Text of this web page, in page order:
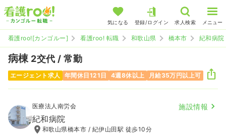
気になる 登録/ログイン 求人検索 メニュー
看護roo![カンゴルー] 看護roo! 転職 和歌山県 橋本市 紀和病院
病棟 2交代 / 常勤
エージェント求人 年間休日121日 4週8休以上 月給35万円以上可
医療法人南労会 施設情報
紀和病院
和歌山県橋本市 / 紀伊山田駅 徒歩10分